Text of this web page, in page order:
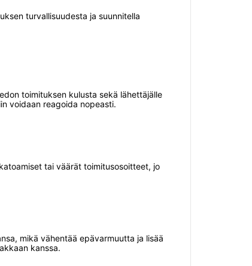
turvallisuudesta ja suunnitella
toimituksen kulusta sekä lähettäjälle
voidaan reagoida nopeasti.
tai väärät toimitusosoitteet, jo
mikä vähentää epävarmuutta ja lisää
kanssa.